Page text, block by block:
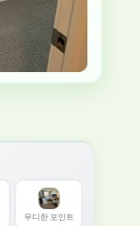
무디한 포인트